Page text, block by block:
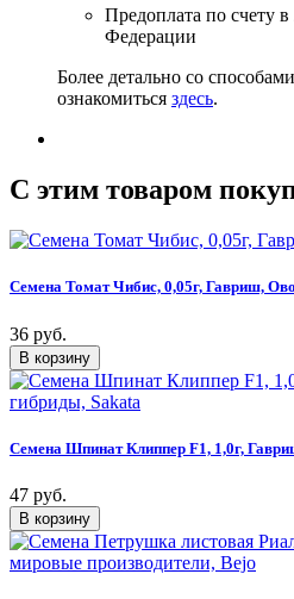
Предоплата по счету
Федерации
Более детально со
ознакомиться здесь.
C этим товаром
Семена Томат Чибис, 0,05г, Гавриш,
36 руб.
Семена Шпинат Клиппер F1, 1,0г,
47 руб.